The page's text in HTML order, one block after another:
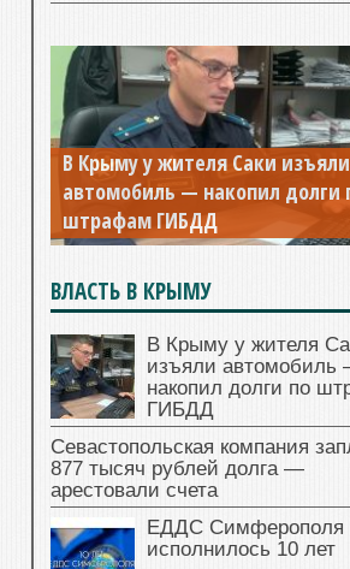
В Крыму у жителя Саки изъяли
автомобиль — накопил долги
штрафам ГИБДД
Севастопольская компания
заплатила 877 тысяч рублей
долга — арестовали счета
ВЛАСТЬ В КРЫМУ
В Крыму у жителя
изъяли автомобиль
накопил долги по
ГИБДД
Севастопольская компания
877 тысяч рублей долга —
арестовали счета
ЕДДС Симферополя
исполнилось 10 лет